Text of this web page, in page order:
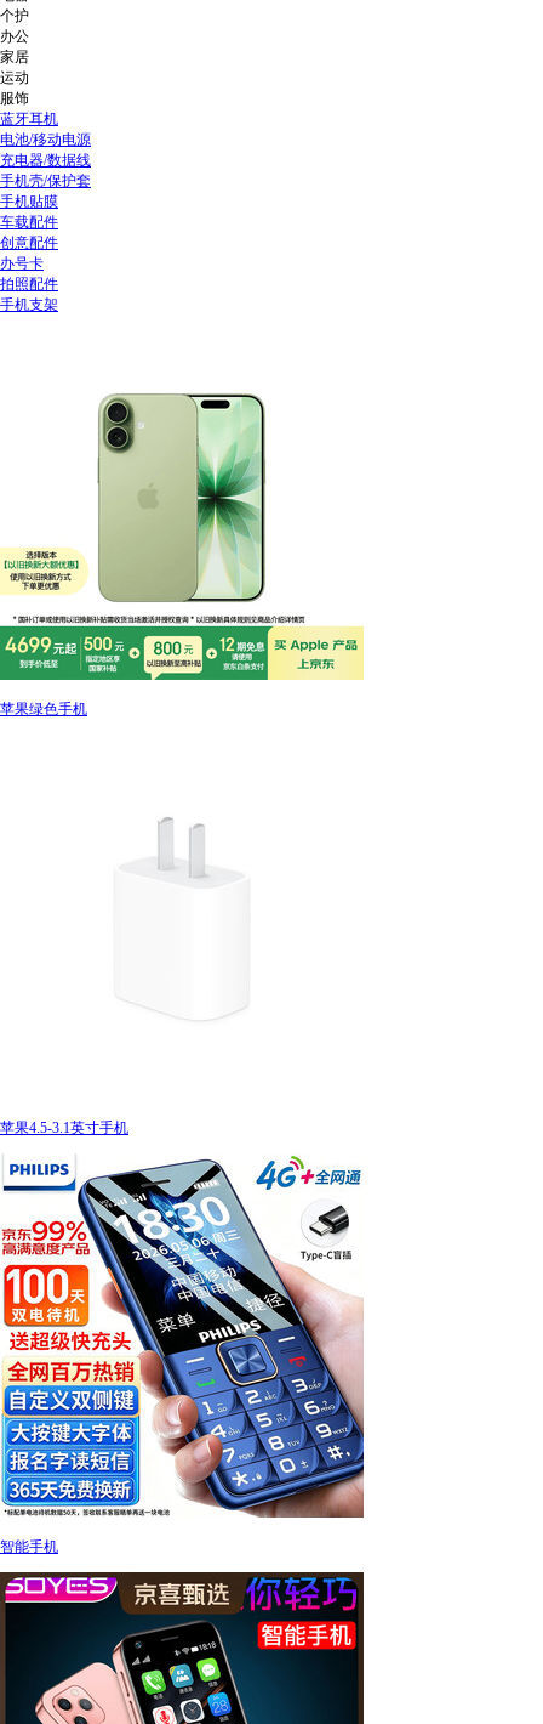
个护
办公
家居
运动
服饰
蓝牙耳机
电池/移动电源
充电器/数据线
手机壳/保护套
手机贴膜
车载配件
创意配件
办号卡
拍照配件
手机支架
苹果绿色手机
苹果4.5-3.1英寸手机
智能手机